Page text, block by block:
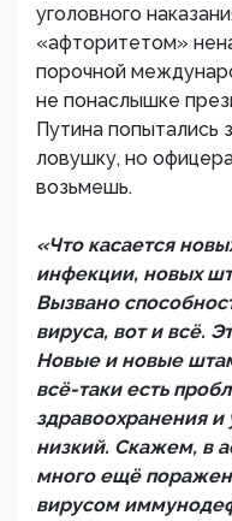
уголовного
«афторитетом»
порочной
не понаслышке
Путина попытались
ловушку, но
возьмешь.
«Что касается
инфекции, новых
Вызвано
вируса, вот и всё.
Новые и новые
всё-таки есть
здравоохранения
низкий. Скажем, в
много ещё
вирусом